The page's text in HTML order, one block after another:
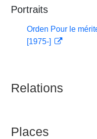
Portraits
Orden Pour le
[1975-]
Relations
Places